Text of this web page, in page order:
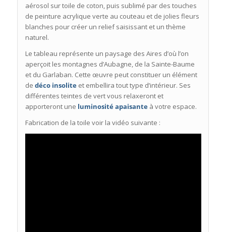
aérosol sur toile de coton, puis sublimé par des touches
de peinture acrylique verte au couteau et de jolies fleurs
blanches pour créer un relief saisissant et un thème
naturel.
Le tableau représente un paysage des Aires d’où l’on
aperçoit les montagnes d’Aubagne, de la Sainte-Baume
et du Garlaban. Cette œuvre peut constituer un élément
de déco insoliteet embellira tout type d’intérieur. Ses
différentes teintes de vert vous relaxeront et
apporteront une luminosité apaisanteà votre espace.
Fabrication de la toile voir la vidéo suivante :